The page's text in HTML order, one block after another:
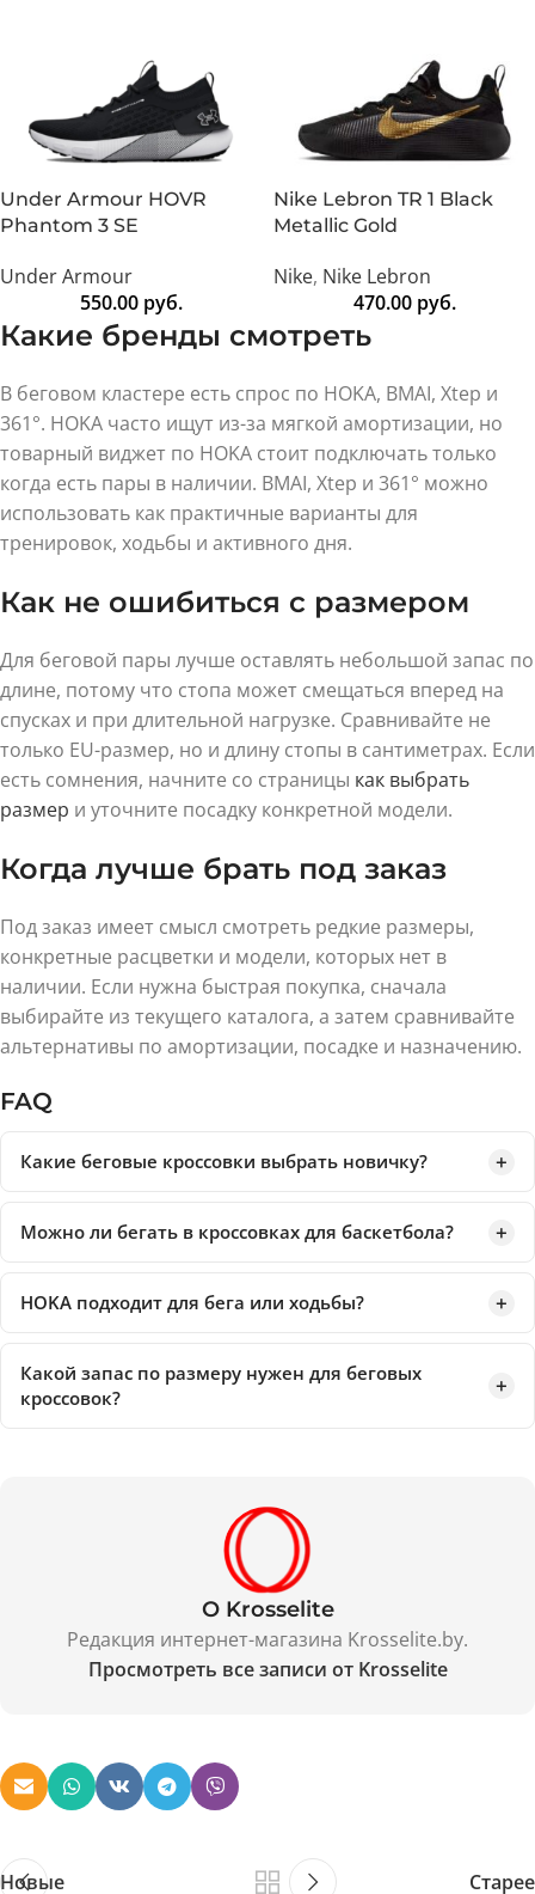
Under Armour HOVR
Phantom 3 SE
Under Armour
550.00 руб.
Nike Lebron TR 1 Black
Metallic Gold
Nike, Nike Lebron
470.00 руб.
Какие бренды смотреть
В беговом кластере есть спрос по HOKA, BMAI, Xtep и
361°. HOKA часто ищут из-за мягкой амортизации, но
товарный виджет по HOKA стоит подключать только
когда есть пары в наличии. BMAI, Xtep и 361° можно
использовать как практичные варианты для
тренировок, ходьбы и активного дня.
Как не ошибиться с размером
Для беговой пары лучше оставлять небольшой запас по
длине, потому что стопа может смещаться вперед на
спусках и при длительной нагрузке. Сравнивайте не
только EU-размер, но и длину стопы в сантиметрах. Если
есть сомнения, начните со страницы как выбрать
размер и уточните посадку конкретной модели.
Когда лучше брать под заказ
Под заказ имеет смысл смотреть редкие размеры,
конкретные расцветки и модели, которых нет в
наличии. Если нужна быстрая покупка, сначала
выбирайте из текущего каталога, а затем сравнивайте
альтернативы по амортизации, посадке и назначению.
FAQ
Какие беговые кроссовки выбрать новичку?
Можно ли бегать в кроссовках для баскетбола?
HOKA подходит для бега или ходьбы?
Какой запас по размеру нужен для беговых
кроссовок?
О Krosselite
Редакция интернет-магазина Krosselite.by.
Просмотреть все записи от Krosselite
Новые Старее